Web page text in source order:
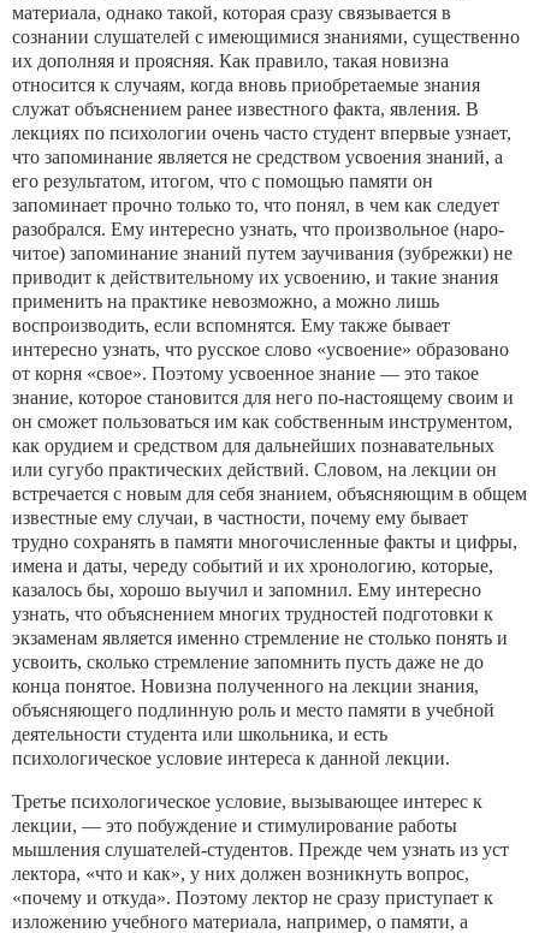
материа­ла, однако такой, которая сразу связывается в
сознании слуша­телей с имеющимися знаниями, существенно
их дополняя и проясняя. Как правило, такая новизна
относится к случаям, ко­гда вновь приобретаемые знания
служат объяснением ранее из­вестного факта, явления. В
лекциях по психологии очень часто студент впервые узнает,
что запоминание является не средством усвоения знаний, а
его результатом, итогом, что с помощью па­мяти он
запоминает прочно только то, что понял, в чем как сле­дует
разобрался. Ему интересно узнать, что произвольное (наро­
читое) запоминание знаний путем заучивания (зубрежки) не
приводит к действительному их усвоению, и такие знания
при­менить на практике невозможно, а можно лишь
воспроизво­дить, если вспомнятся. Ему также бывает
интересно узнать, что русское слово «усвоение» образовано
от корня «свое». Поэтому усвоенное знание — это такое
знание, которое становится для него по-настоящему своим и
он сможет пользоваться им как соб­ственным инструментом,
как орудием и средством для дальней­ших познавательных
или сугубо практических действий. Сло­вом, на лекции он
встречается с новым для себя знанием, объяс­няющим в общем
известные ему случаи, в частности, почему ему бывает
трудно сохранять в памяти многочисленные факты и цифры,
имена и даты, череду событий и их хронологию, кото­рые,
казалось бы, хорошо выучил и запомнил. Ему интересно
узнать, что объяснением многих трудностей подготовки к
экза­менам является именно стремление не столько понять и
усво­ить, сколько стремление запомнить пусть даже не до
конца по­нятое. Новизна полученного на лекции знания,
объясняющего подлинную роль и место памяти в учебной
деятельности студен­та или школьника, и есть
психологическое условие интереса к данной лекции.
Третье психологическое условие, вызывающее интерес к
лекции, — это побуждение и стимулирование работы
мышления слушателей-студентов. Прежде чем узнать из уст
лектора, «что и как», у них должен возникнуть вопрос,
«почему и откуда». Поэтому лектор не сразу приступает к
изложению учебного ма­териала, например, о памяти, а